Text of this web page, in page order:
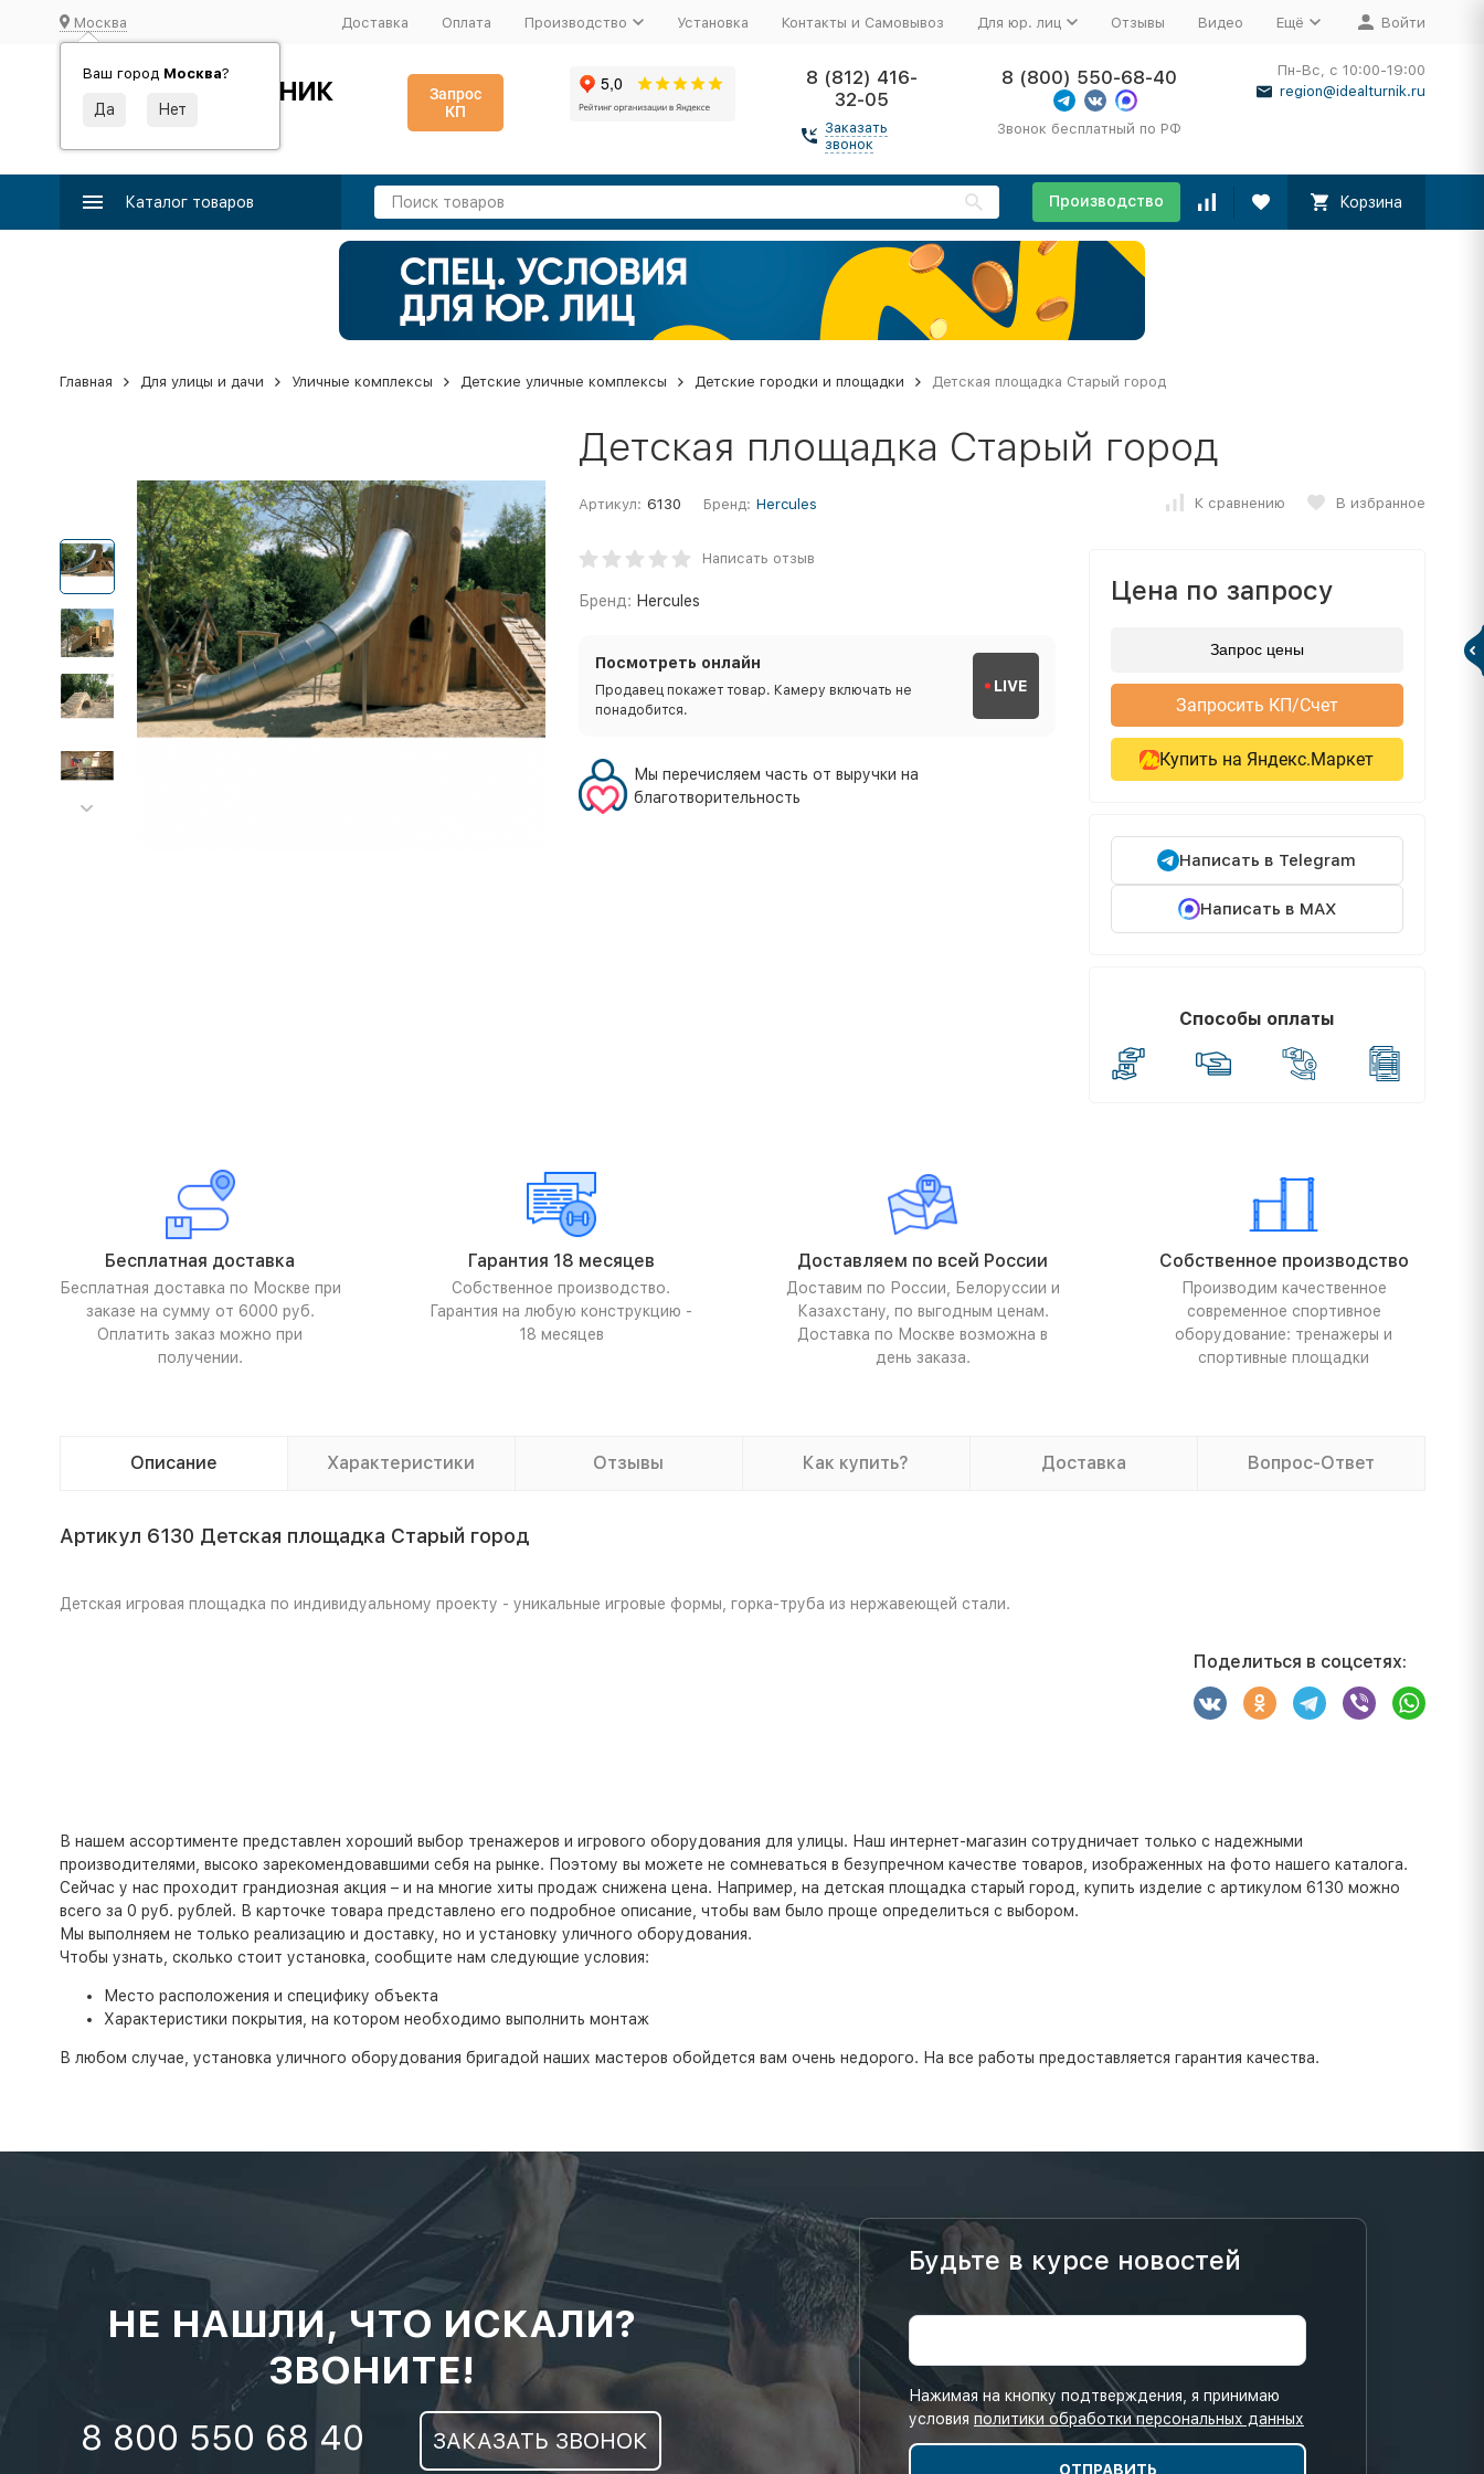
Москва
Ваш город Москва?
Доставка Оплата Производство Установка Контакты и Самовывоз Для юр. лиц Отзывы Видео Ещё Войти
ИДЕАЛЬНЫЙ ТУРНИК
Производство и поставка спортивного оборудования
Запрос
КП
8 (812) 416-
32-05
Заказать
звонок
8 (800) 550-68-40
Звонок бесплатный по РФ
Пн-Вс, с 10:00-19:00
region@idealturnik.ru
Каталог товаров Производство Корзина
Главная Для улицы и дачи Уличные комплексы Детские уличные комплексы Детские городки и площадки Детская площадка Старый город
Детская площадка Старый город
Артикул: 6130 Бренд: Hercules К сравнению В избранное
Написать отзыв
Бренд: Hercules
Посмотреть онлайн
Продавец покажет товар. Камеру включать не
понадобится.
LIVE
Мы перечисляем часть от выручки на
благотворительность
Цена по запросу
Запрос цены
Запросить КП/Счет
Купить на Яндекс.Маркет
Написать в Telegram
Написать в MAX
Способы оплаты
Бесплатная доставка
Бесплатная доставка по Москве при
заказе на сумму от 6000 руб.
Оплатить заказ можно при
получении.
Гарантия 18 месяцев
Собственное производство.
Гарантия на любую конструкцию -
18 месяцев
Доставляем по всей России
Доставим по России, Белоруссии и
Казахстану, по выгодным ценам.
Доставка по Москве возможна в
день заказа.
Собственное производство
Производим качественное
современное спортивное
оборудование: тренажеры и
спортивные площадки
Описание Характеристики Отзывы Как купить? Доставка Вопрос-Ответ
Артикул 6130 Детская площадка Старый город
Детская игровая площадка по индивидуальному проекту - уникальные игровые формы, горка-труба из нержавеющей стали.
Поделиться в соцсетях:
В нашем ассортименте представлен хороший выбор тренажеров и игрового оборудования для улицы. Наш интернет-магазин сотрудничает только с надежными
производителями, высоко зарекомендовавшими себя на рынке. Поэтому вы можете не сомневаться в безупречном качестве товаров, изображенных на фото нашего каталога.
Сейчас у нас проходит грандиозная акция – и на многие хиты продаж снижена цена. Например, на детская площадка старый город, купить изделие с артикулом 6130 можно
всего за 0 руб. рублей. В карточке товара представлено его подробное описание, чтобы вам было проще определиться с выбором.
Мы выполняем не только реализацию и доставку, но и установку уличного оборудования.
Чтобы узнать, сколько стоит установка, сообщите нам следующие условия:
Место расположения и специфику объекта
Характеристики покрытия, на котором необходимо выполнить монтаж
В любом случае, установка уличного оборудования бригадой наших мастеров обойдется вам очень недорого. На все работы предоставляется гарантия качества.
НЕ НАШЛИ, ЧТО ИСКАЛИ?
ЗВОНИТЕ!
8 800 550 68 40 ЗАКАЗАТЬ ЗВОНОК
Будьте в курсе новостей
Нажимая на кнопку подтверждения, я принимаю
условия политики обработки персональных данных